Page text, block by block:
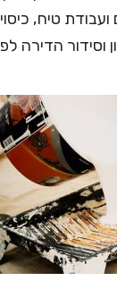
ועבודת טיח,
וסידור הדירה